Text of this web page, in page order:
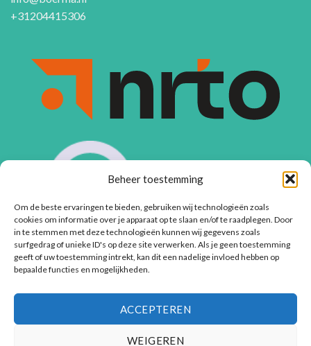
Beheer toestemming
Om de beste ervaringen te bieden, gebruiken wij technologieën zoals
cookies om informatie over je apparaat op te slaan en/of te raadplegen. Door
in te stemmen met deze technologieën kunnen wij gegevens zoals
surfgedrag of unieke ID's op deze site verwerken. Als je geen toestemming
geeft of uw toestemming intrekt, kan dit een nadelige invloed hebben op
bepaalde functies en mogelijkheden.
ACCEPTEREN
WEIGEREN
+31204415306